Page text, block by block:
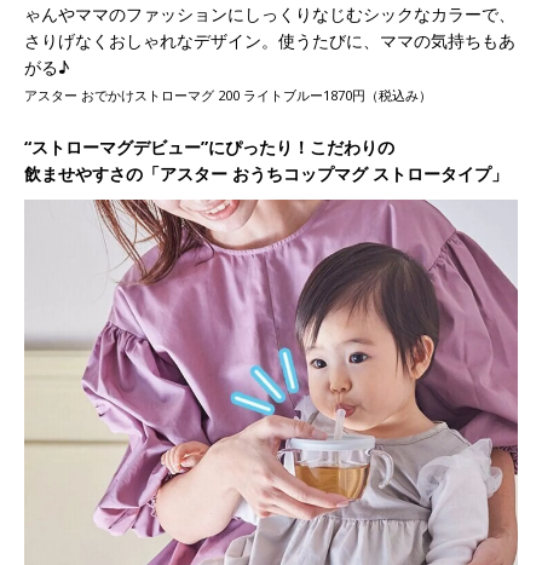
ゃんやママのファッションにしっくりなじむシックなカラーで、
さりげなくおしゃれなデザイン。使うたびに、ママの気持ちもあ
がる♪
アスター おでかけストローマグ 200 ライトブルー1870円（税込み）
“ストローマグデビュー”にぴったり！こだわりの
飲ませやすさの「アスター おうちコップマグ ストロータイプ」